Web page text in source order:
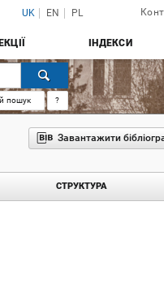
UK EN PL
ІНДЕКСИ
пошук ?
Завантажити
СТРУКТУРА